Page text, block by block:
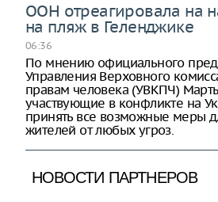
ООН отреагировала на
на пляж в Геленджике
06:36
По мнению официального
Управления Верховного
правам человека (УВКПЧ)
участвующие в конфликте на
принять все возможные меры
жителей от любых угроз.